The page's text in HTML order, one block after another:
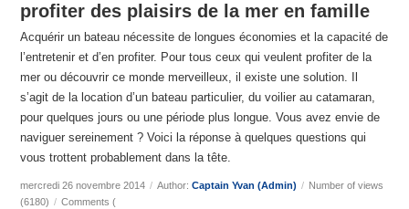
profiter des plaisirs de la mer en famille
Acquérir un bateau nécessite de longues économies et la capacité de
l’entretenir et d’en profiter. Pour tous ceux qui veulent profiter de la
mer ou découvrir ce monde merveilleux, il existe une solution. Il
s’agit de la location d’un bateau particulier, du voilier au catamaran,
pour quelques jours ou une période plus longue. Vous avez envie de
naviguer sereinement ? Voici la réponse à quelques questions qui
vous trottent probablement dans la tête.
mercredi 26 novembre 2014 / Author:Captain Yvan (Admin) / Number of views
(6180) / Comments (